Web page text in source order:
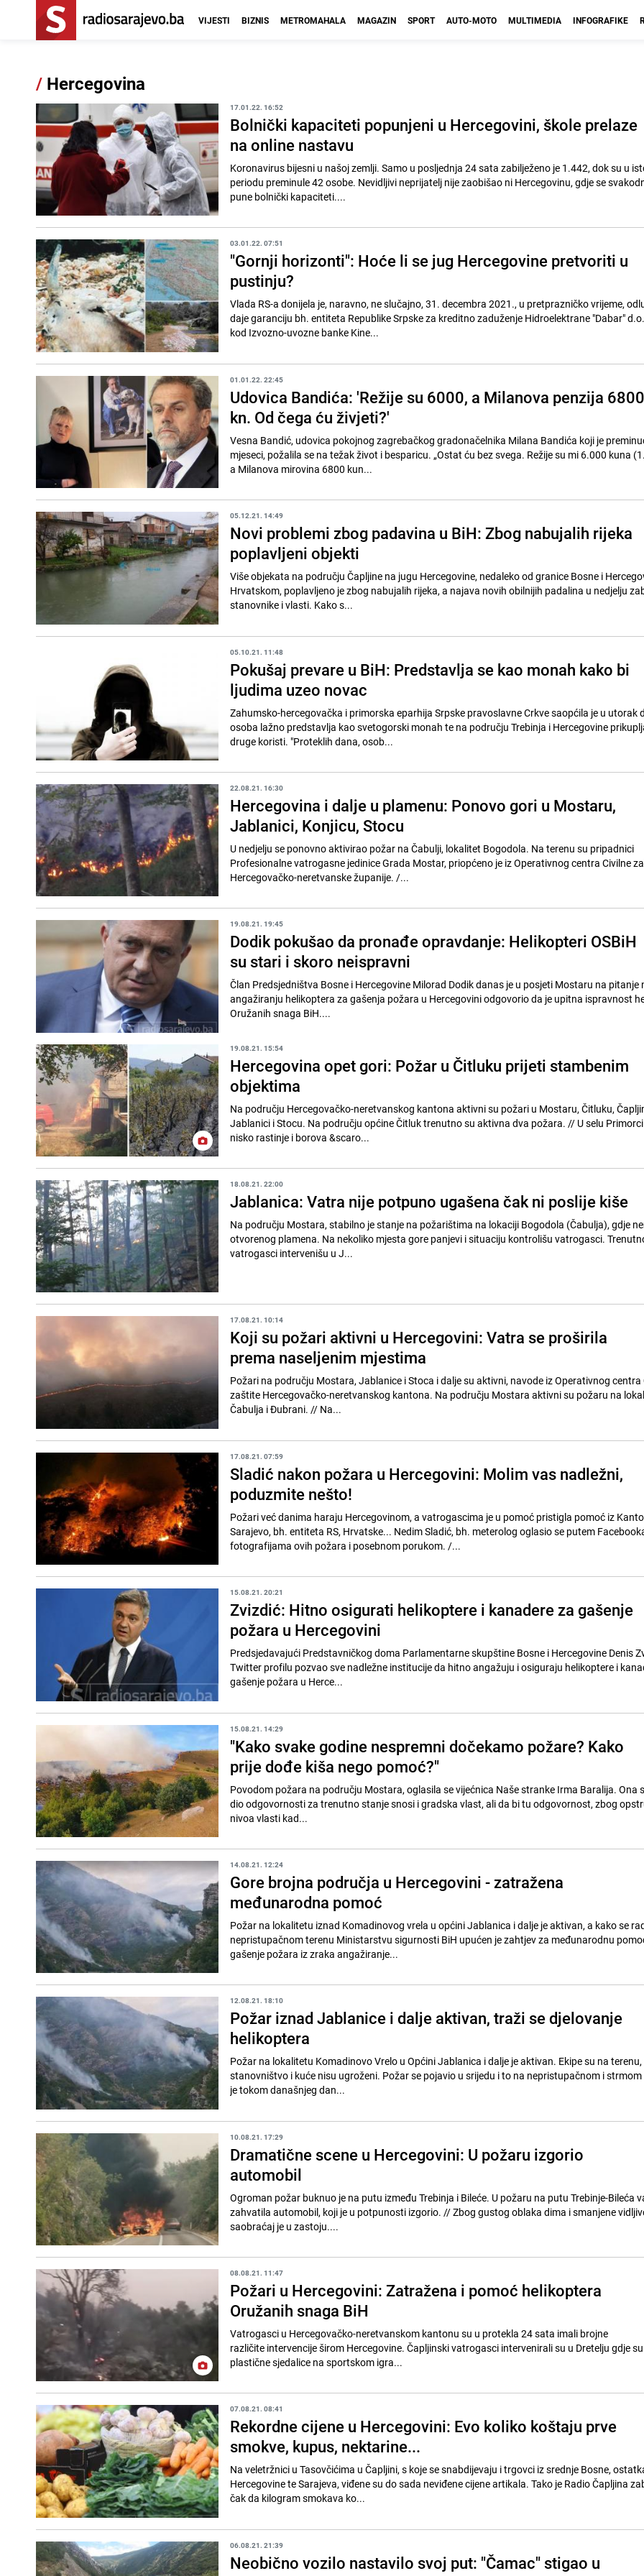
VIJESTI BIZNIS METROMAHALA MAGAZIN SPORT AUTO-MOTO MULTIMEDIA INFOGRAFIKE
/ Hercegovina
17.01.22. 16:52
Bolnički kapaciteti popunjeni u Hercegovini, škole prelaze
na online nastavu
Koronavirus bijesni u našoj zemlji. Samo u posljednja 24 sata zabilježeno je 1.442, dok su u
periodu preminule 42 osobe. Nevidljivi neprijatelj nije zaobišao ni Hercegovinu, gdje se
pune bolnički kapaciteti....
03.01.22. 07:51
"Gornji horizonti": Hoće li se jug Hercegovine pretvoriti u
pustinju?
Vlada RS-a donijela je, naravno, ne slučajno, 31. decembra 2021., u pretprazničko vrijeme,
daje garanciju bh. entiteta Republike Srpske za kreditno zaduženje Hidroelektrane "Dabar"
kod Izvozno-uvozne banke Kine...
01.01.22. 22:45
Udovica Bandića: 'Režije su 6000, a Milanova penzija 6800
kn. Od čega ću živjeti?'
Vesna Bandić, udovica pokojnog zagrebačkog gradonačelnika Milana Bandića koji je
mjeseci, požalila se na težak život i besparicu. „Ostat ću bez svega. Režije su mi 6.000 kuna
a Milanova mirovina 6800 kun...
05.12.21. 14:49
Novi problemi zbog padavina u BiH: Zbog nabujalih rijeka
poplavljeni objekti
Više objekata na području Čapljine na jugu Hercegovine, nedaleko od granice Bosne i
Hrvatskom, poplavljeno je zbog nabujalih rijeka, a najava novih obilnijih padalina u nedjelju
stanovnike i vlasti. Kako s...
05.10.21. 11:48
Pokušaj prevare u BiH: Predstavlja se kao monah kako bi
ljudima uzeo novac
Zahumsko-hercegovačka i primorska eparhija Srpske pravoslavne Crkve saopćila je u utorak
osoba lažno predstavlja kao svetogorski monah te na području Trebinja i Hercegovine
druge koristi. "Proteklih dana, osob...
22.08.21. 16:30
Hercegovina i dalje u plamenu: Ponovo gori u Mostaru,
Jablanici, Konjicu, Stocu
U nedjelju se ponovno aktivirao požar na Čabulji, lokalitet Bogodola. Na terenu su pripadnici
Profesionalne vatrogasne jedinice Grada Mostar, priopćeno je iz Operativnog centra Civilne
Hercegovačko-neretvanske županije. /...
19.08.21. 19:45
Dodik pokušao da pronađe opravdanje: Helikopteri OSBiH
su stari i skoro neispravni
Član Predsjedništva Bosne i Hercegovine Milorad Dodik danas je u posjeti Mostaru na pitanje
angažiranju helikoptera za gašenja požara u Hercegovini odgovorio da je upitna ispravnost
Oružanih snaga BiH....
19.08.21. 15:54
Hercegovina opet gori: Požar u Čitluku prijeti stambenim
objektima
Na području Hercegovačko-neretvanskog kantona aktivni su požari u Mostaru, Čitluku,
Jablanici i Stocu. Na području općine Čitluk trenutno su aktivna dva požara. // U selu Primorci gori trava,
nisko rastinje i borova &scaro...
18.08.21. 22:00
Jablanica: Vatra nije potpuno ugašena čak ni poslije kiše
Na području Mostara, stabilno je stanje na požarištima na lokaciji Bogodola (Čabulja), gdje
otvorenog plamena. Na nekoliko mjesta gore panjevi i situaciju kontrolišu vatrogasci.
vatrogasci intervenišu u J...
17.08.21. 10:14
Koji su požari aktivni u Hercegovini: Vatra se proširila
prema naseljenim mjestima
Požari na području Mostara, Jablanice i Stoca i dalje su aktivni, navode iz Operativnog centra
zaštite Hercegovačko-neretvanskog kantona. Na području Mostara aktivni su požaru na
Čabulja i Đubrani. // Na...
17.08.21. 07:59
Sladić nakon požara u Hercegovini: Molim vas nadležni,
poduzmite nešto!
Požari već danima haraju Hercegovinom, a vatrogascima je u pomoć pristigla pomoć iz
Sarajevo, bh. entiteta RS, Hrvatske... Nedim Sladić, bh. meterolog oglasio se putem
fotografijama ovih požara i posebnom porukom. /...
15.08.21. 20:21
Zvizdić: Hitno osigurati helikoptere i kanadere za gašenje
požara u Hercegovini
Predsjedavajući Predstavničkog doma Parlamentarne skupštine Bosne i Hercegovine Denis
Twitter profilu pozvao sve nadležne institucije da hitno angažuju i osiguraju helikoptere i
gašenje požara u Herce...
15.08.21. 14:29
"Kako svake godine nespremni dočekamo požare? Kako
prije dođe kiša nego pomoć?"
Povodom požara na području Mostara, oglasila se vijećnica Naše stranke Irma Baralija. Ona
dio odgovornosti za trenutno stanje snosi i gradska vlast, ali da bi tu odgovornost, zbog
nivoa vlasti kad...
14.08.21. 12:24
Gore brojna područja u Hercegovini - zatražena
međunarodna pomoć
Požar na lokalitetu iznad Komadinovog vrela u općini Jablanica i dalje je aktivan, a kako se
nepristupačnom terenu Ministarstvu sigurnosti BiH upućen je zahtjev za međunarodnu
gašenje požara iz zraka angažiranje...
12.08.21. 18:10
Požar iznad Jablanice i dalje aktivan, traži se djelovanje
helikoptera
Požar na lokalitetu Komadinovo Vrelo u Općini Jablanica i dalje je aktivan. Ekipe su na terenu,
stanovništvo i kuće nisu ugroženi. Požar se pojavio u srijedu i to na nepristupačnom i strmom
je tokom današnjeg dan...
10.08.21. 17:29
Dramatične scene u Hercegovini: U požaru izgorio
automobil
Ogroman požar buknuo je na putu između Trebinja i Bileće. U požaru na putu Trebinje-Bileća
zahvatila automobil, koji je u potpunosti izgorio. // Zbog gustog oblaka dima i smanjene vidljivosti
saobraćaj je u zastoju....
08.08.21. 11:47
Požari u Hercegovini: Zatražena i pomoć helikoptera
Oružanih snaga BiH
Vatrogasci u Hercegovačko-neretvanskom kantonu su u protekla 24 sata imali brojne
različite intervencije širom Hercegovine. Čapljinski vatrogasci intervenirali su u Dretelju gdje
plastične sjedalice na sportskom igra...
07.08.21. 08:41
Rekordne cijene u Hercegovini: Evo koliko koštaju prve
smokve, kupus, nektarine...
Na veletržnici u Tasovčićima u Čapljini, s koje se snabdijevaju i trgovci iz srednje Bosne,
Hercegovine te Sarajeva, viđene su do sada neviđene cijene artikala. Tako je Radio Čapljina
čak da kilogram smokava ko...
06.08.21. 21:39
Neobično vozilo nastavilo svoj put: "Čamac" stigao u